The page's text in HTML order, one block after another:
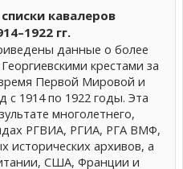
кавалеров
гг.
данные о более
крестами за
Первой Мировой и
с 1914 по 1922 годы. Эта
многолетнего,
РГВИА, РГИА, РГА ВМФ,
исторических архивов, а
США, Франции и